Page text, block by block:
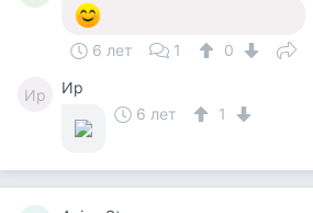
6 лет 1 0
Ир
Ир
6 лет
1